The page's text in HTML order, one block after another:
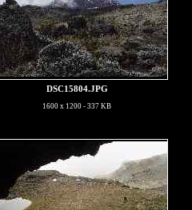
DSC15804.JPG
1600 x 1200 - 337 KB